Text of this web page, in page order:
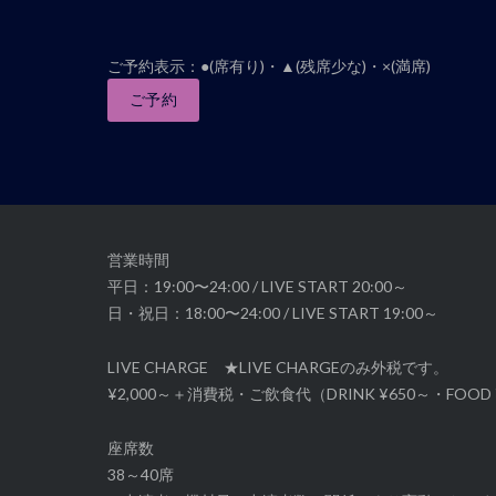
ト
ナ
ョ
ご予約表示：●(席有り)・▲(残席少な)・×(満席)
ご予約
営業時間
平日：19:00〜24:00 / LIVE START 20:00～
日・祝日：18:00〜24:00 / LIVE START 19:00～
LIVE CHARGE ★LIVE CHARGEのみ外税です。
¥2,000～＋消費税・ご飲食代（DRINK ¥650～・FOOD
座席数
38～40席